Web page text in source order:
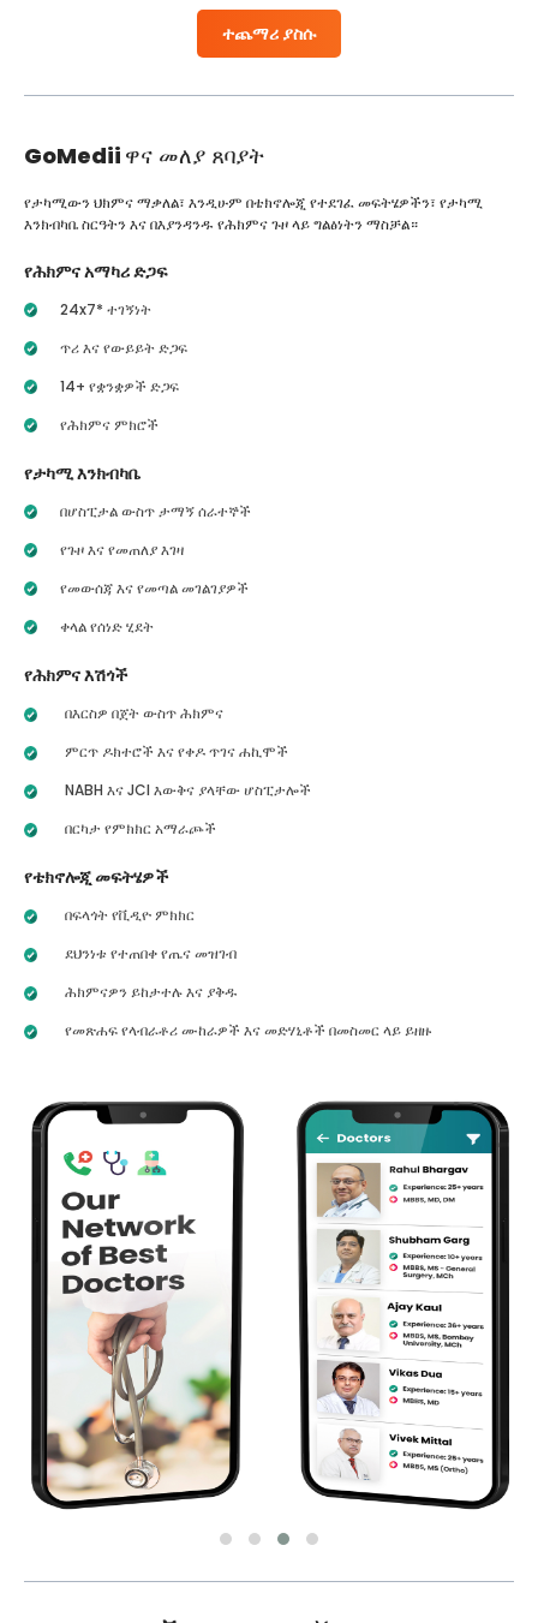
ተጨማሪ ያስሱ
GoMedii ዋና መለያ ጸባያት
የታካሚውን ህክምና ማቃለል፣ እንዲሁም በቴክኖሎጂ የተደገፈ መፍትሄዎችን፣ የታካሚ
እንክብካቤ ስርዓትን እና በእያንዳንዱ የሕክምና ጉዞ ላይ ግልፅነትን ማስቻል።
የሕክምና አማካሪ ድጋፍ
24x7* ተገኝነት
ጥሪ እና የውይይት ድጋፍ
14+ የቋንቋዎች ድጋፍ
የሕክምና ምክሮች
የታካሚ እንክብካቤ
በሆስፒታል ውስጥ ታማኝ ሰራተኞች
የጉዞ እና የመጠለያ እገዛ
የመውሰጃ እና የመጣል መገልገያዎች
ቀላል የሰነድ ሂደት
የሕክምና እሽጎች
በእርስዎ በጀት ውስጥ ሕክምና
ምርጥ ዶክተሮች እና የቀዶ ጥገና ሐኪሞች
NABH እና JCI እውቅና ያላቸው ሆስፒታሎች
በርካታ የምክክር አማራጮች
የቴክኖሎጂ መፍትሄዎች
በፍላጎት የቪዲዮ ምክክር
ደህንነቱ የተጠበቀ የጤና መዝገብ
ሕክምናዎን ይከታተሉ እና ያቅዱ
የመጽሐፍ የላብራቶሪ ሙከራዎች እና መድሃኒቶች በመስመር ላይ ይዘዙ